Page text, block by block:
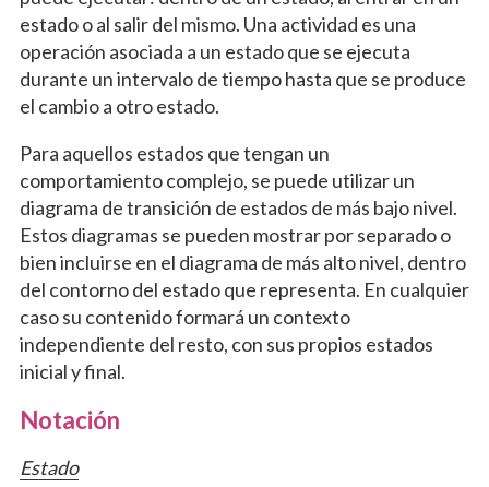
estado o al salir del mismo. Una actividad es una
operación asociada a un estado que se ejecuta
durante un intervalo de tiempo hasta que se produce
el cambio a otro estado.
Para aquellos estados que tengan un
comportamiento complejo, se puede utilizar un
diagrama de transición de estados de más bajo nivel.
Estos diagramas se pueden mostrar por separado o
bien incluirse en el diagrama de más alto nivel, dentro
del contorno del estado que representa. En cualquier
caso su contenido formará un contexto
independiente del resto, con sus propios estados
inicial y final.
Notación
Estado